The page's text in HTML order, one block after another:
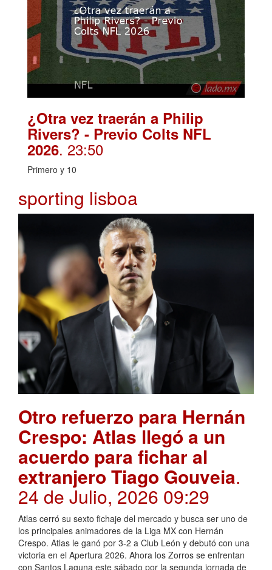
¿Otra vez traerán a Philip
Rivers? - Previo Colts NFL
2026. 23:50
Primero y 10
sporting lisboa
Otro refuerzo para Hernán
Crespo: Atlas llegó a un
acuerdo para fichar al
extranjero Tiago Gouveia.
24 de Julio, 2026 09:29
Atlas cerró su sexto fichaje del mercado y busca ser uno de
los principales animadores de la Liga MX con Hernán
Crespo. Atlas le ganó por 3-2 a Club León y debutó con una
victoria en el Apertura 2026. Ahora los Zorros se enfrentan
con Santos Laguna este sábado por la segunda jornada de